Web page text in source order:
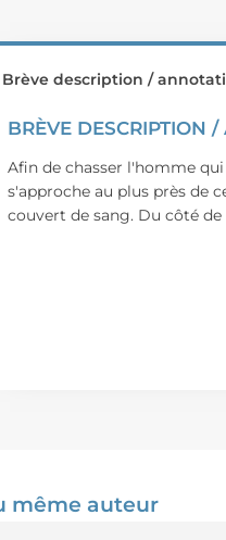
Brève description /
BRÈVE DESCRIPTION
Afin de chasser l'homme
s'approche au plus près de
couvert de sang. Du côté
même auteur